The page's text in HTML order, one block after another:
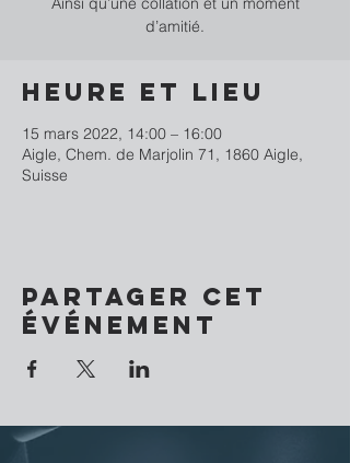
Heure et lieu
15 mars 2022, 14:00 – 16:00
Aigle, Chem. de Marjolin 71, 1860 Aigle,
Suisse
Partager cet
événement